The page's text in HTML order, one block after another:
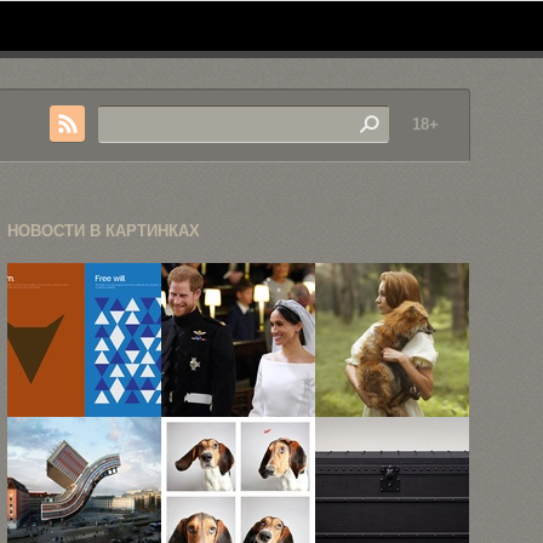
18+
НОВОСТИ В КАРТИНКАХ
Визуальный
словарь
философских
учений в ...
Королевская
свадьба
принца
Гарри и ...
Мифические
портреты с
дикими
...